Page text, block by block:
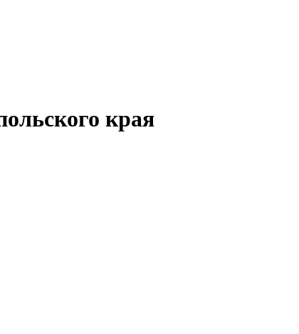
края